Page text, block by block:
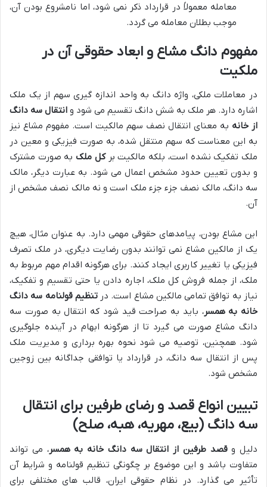
معامله معمولاً در قرارداد ذکر نمی شود، اما نامشروع بودن آن،
موجب بطلان معامله می گردد.
مفهوم دانگ مشاع و ابعاد حقوقی آن در
ملکیت
در معاملات ملکی، واژه دانگ به واحد اندازه گیری سهم از یک ملک
اشاره دارد. هر ملک به شش دانگ تقسیم می شود و انتقال سه دانگ
از خانه به معنای انتقال نصف سهم مالکیت است. مفهوم مشاع نیز
به این معناست که سهم منتقل شده، به صورت فیزیکی و معین در
ملک تفکیک نشده است، بلکه مالکیت برکل ملک به صورت مشترک
و بدون تعیین حدود مشخص اعمال می شود. به عبارت دیگر، مالک
سه دانگ، مالک نصف جزء جزء ملک است و نه مالک نصف مشخص از
آن.
این مشاع بودن، پیامدهای حقوقی مهمی دارد. به عنوان مثال، هیچ
یک از مالکین مشاع نمی توانند بدون رضایت دیگری، در ملک تصرف
فیزیکی یا تغییر کاربری ایجاد کنند. برای هرگونه اقدام مهم مربوط به
ملک، از جمله فروش کل ملک، اجاره دادن یا حتی تقسیم و تفکیک،
نیاز به توافق تمامی مالکین مشاع است. درتنظیم قولنامه سه دانگ
خانه به همسر، باید به صراحت قید شود که انتقال به صورت سه
دانگ مشاع صورت می گیرد تا از هرگونه ابهام در آینده جلوگیری
شود. همچنین، توصیه می شود نحوه بهره برداری و مدیریت ملک
پس از انتقال سه دانگ، در قرارداد یا توافقی جداگانه بین زوجین
مشخص شود.
تبیین انواع قصد و رضای طرفین برای انتقال
سه دانگ (بیع، مهریه، هبه، صلح)
دلیل وقصد طرفین از انتقال سه دانگ خانه به همسر، می تواند
متفاوت باشد و این موضوع بر چگونگی تنظیم قولنامه و شرایط آن
تأثیر می گذارد. در نظام حقوقی ایران، قالب های مختلفی برای